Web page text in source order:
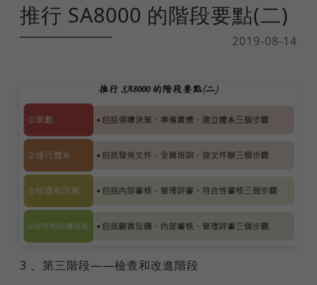
推行 SA8000 的階段要點(二)
2019-08-14
3 、第三階段——檢查和改進階段